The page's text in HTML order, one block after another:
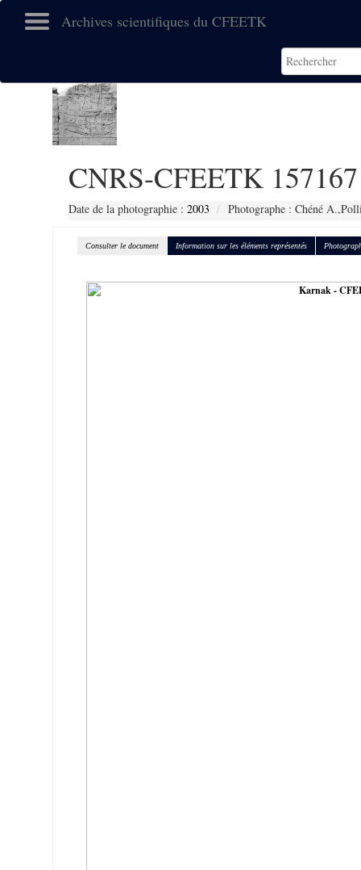
Archives scientifiques du CFEETK
CNRS-CFEETK 157167
Date de la photographie : 2003 Photographe : Chéné
Consulter le document Information sur les éléments représentés